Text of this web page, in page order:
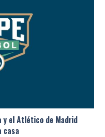
y el Atlético de Madrid
casa